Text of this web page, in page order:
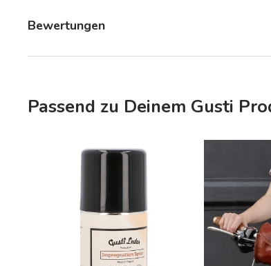
Bewertungen
Passend zu Deinem Gusti